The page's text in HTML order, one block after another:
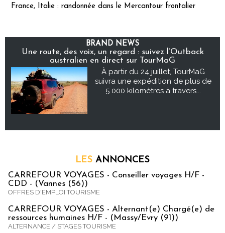
France, Italie : randonnée dans le Mercantour frontalier
BRAND NEWS
Une route, des voix, un regard : suivez l’Outback
australien en direct sur TourMaG
À partir du 24 juillet, TourMaG
suivra une expédition de plus de
5 000 kilomètres à travers...
LES ANNONCES
CARREFOUR VOYAGES - Conseiller voyages H/F -
CDD - (Vannes (56))
OFFRES D'EMPLOI TOURISME
CARREFOUR VOYAGES - Alternant(e) Chargé(e) de
ressources humaines H/F - (Massy/Evry (91))
ALTERNANCE / STAGES TOURISME